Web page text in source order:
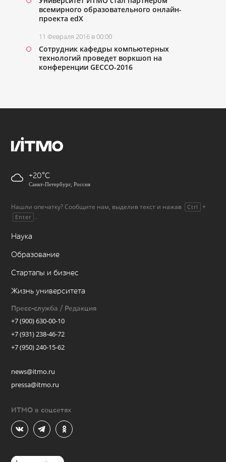
всемирного образовательного онлайн-
проекта edX
11 Февраля 2016 в 00:00
Сотрудник кафедры компьютерных
технологий проведет воркшоп на
конференции GECCO-2016
+20
Санкт-Петербург, Россия
Нашли опечатку? Сообщите нам, выделив текст и нажав Ctrl +
Enter .
Наука
Образование
Стартапы и бизнес
Жизнь университета
Пресс-служба / Редакция
+7 (900) 630-00-10
+7 (931) 238-46-72
+7 (950) 240-15-62
news@itmo.ru
pressa@itmo.ru
ИТМО в соцсетях